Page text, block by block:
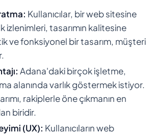
Kullanıcılar, bir web sitesine
izlenimleri, tasarımın kalitesine
ve fonksiyonel bir tasarım, müşteri
Adana'daki birçok işletme,
alanında varlık göstermek istiyor.
rakiplerle öne çıkmanın en
biridir.
(UX): Kullanıcıların web